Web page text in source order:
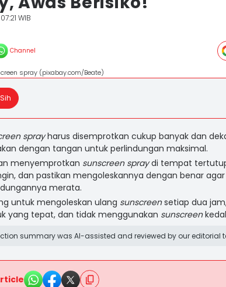
WIB
Channel
spray (pixabay.com/Beate)
sprayharus disemprotkan cukup banyak dan
dengan tangan untuk perlindungan maksimal.
menyemprotkan sunscreen spraydi tempat
dan pastikan mengoleskannya dengan benar agar
merata.
untuk mengoleskan ulang sunscreensetiap dua
yang tepat, dan tidak menggunakan sunscreen
summary was AI-assisted and reviewed by our editorial